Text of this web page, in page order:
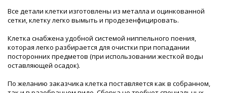
Все детали клетки изготовлены из металла и оцинкованной
сетки, клетку легко вымыть и продезенфицировать.
Клетка снабжена удобной системой ниппельного поения,
которая легко разбирается для очистки при попадании
посторонних предметов (при использовании жесткой воды
оставляющей осадок).
По желанию заказчика клетка поставляется как в собранном,